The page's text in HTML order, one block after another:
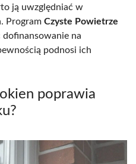
ją uwzględniać w
Program Czyste Powietrze
dofinansowanie na
podnosi ich
poprawia